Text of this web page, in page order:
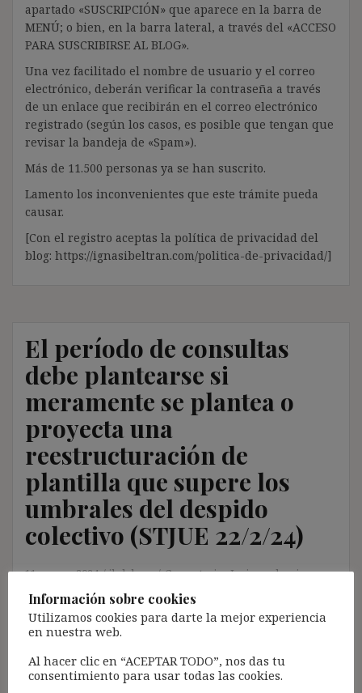
apartado «SUSCRIPCIÓN» que aparece en la barra de
MENÚ; o bien, en la barra lateral, a través del «ACCESO
PARA SUSCRIBIRSE AL BLOG».
Una vez facilitado el nombre de usuario y el correo
electrónico, deberán verificar la contraseña a través
de un enlace que recibirán en el correo electrónico
registrado (según los casos, es posible que tengan que
revisar la bandeja de «Spam»).
Más de 11.500 personas ya se han suscrito.
Lamento los inconvenientes que este trámite pueda
causar.
[Con el registro aceptas la política de privacidad del
blog: https://ignasibeltran.com/politica-de-privacidad/]
El período de consultas
debe plantearse si
meramente se plantea o
proyecta una
reestructuración de
plantilla que supere los
umbrales del despido
colectivo (STJUE 22/2/24)
11 marzo, 2024 ibdehere Comentarios Jurisprudencia
Nota:
El propósito de este blog es compartir contenido de
La proliferación de empresas que utilizan la
Información sobre cookies
Utilizamos cookies para darte la mejor experiencia
en nuestra web.
Al hacer clic en “ACEPTAR TODO”, nos das tu
consentimiento para usar todas las cookies.